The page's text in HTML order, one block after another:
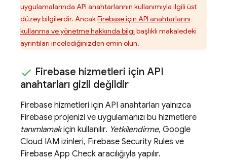
uygulamalarında API anahtarlarının kullanımıyla ilgili üst
düzey bilgilerdir. AncakFirebase için API anahtarlarını
kullanma ve yönetme hakkında bilgi başlıklı makaledeki
ayrıntıları incelediğinizden emin olun.
Firebase hizmetleri için API
anahtarları gizli değildir
Firebase hizmetleri için API anahtarları yalnızca
Firebase projenizi ve uygulamanızı bu hizmetlere
tanımlamakiçin kullanılır. Yetkilendirme, Google
Cloud IAM izinleri, Firebase Security Rules ve
Firebase App Check aracılığıyla yapılır.